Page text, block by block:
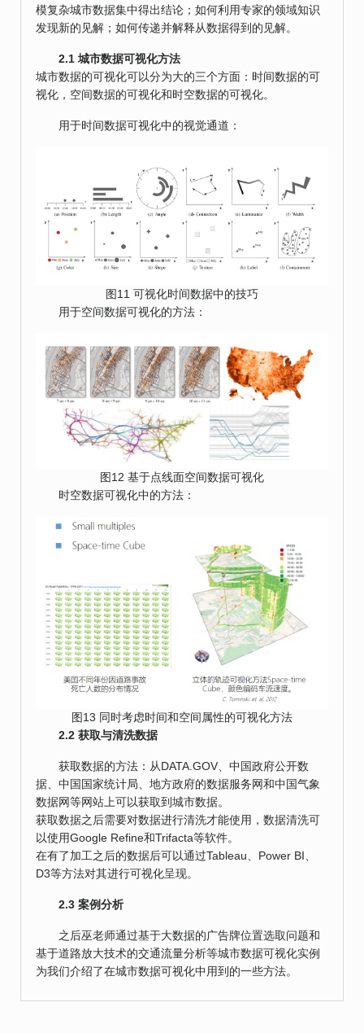
模复杂城市数据集中得出结论；如何利用专家的领域知识
发现新的见解；如何传递并解释从数据得到的见解。
2.1 城市数据可视化方法
城市数据的可视化可以分为大的三个方面：时间数据的可
视化，空间数据的可视化和时空数据的可视化。
用于时间数据可视化中的视觉通道：
图11 可视化时间数据中的技巧
用于空间数据可视化的方法：
图12 基于点线面空间数据可视化
时空数据可视化中的方法：
图13 同时考虑时间和空间属性的可视化方法
2.2 获取与清洗数据
获取数据的方法：从DATA.GOV、中国政府公开数
据、中国国家统计局、地方政府的数据服务网和中国气象
数据网等网站上可以获取到城市数据。
获取数据之后需要对数据进行清洗才能使用，数据清洗可
以使用Google Refine和Trifacta等软件。
在有了加工之后的数据后可以通过Tableau、Power BI、
D3等方法对其进行可视化呈现。
2.3 案例分析
之后巫老师通过基于大数据的广告牌位置选取问题和
基于道路放大技术的交通流量分析等城市数据可视化实例
为我们介绍了在城市数据可视化中用到的一些方法。